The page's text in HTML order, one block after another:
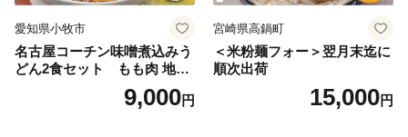
愛知県小牧市
名古屋コーチン味噌煮込みう
どん2食セット もも肉 地鶏
9,000円
宮崎県高鍋町
＜米粉麺フォー＞翌月末迄に
順次出荷
15,000円